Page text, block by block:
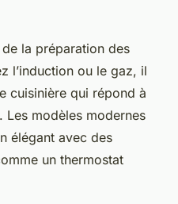
la préparation des
l’induction ou le gaz, il
cuisinière qui répond à
Les modèles modernes
élégant avec des
un thermostat